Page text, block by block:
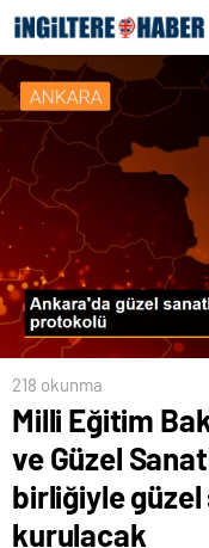
sanatlar okulları
218 okunma
Milli Eğitim
ve Güzel
birliğiyle
kurulacak